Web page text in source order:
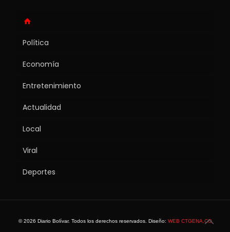
Política
Economía
Entretenimiento
Actualidad
Local
Viral
Deportes
© 2026 Diario Bolívar. Todos los derechos reservados. Diseño: WEB CTGENA.CO